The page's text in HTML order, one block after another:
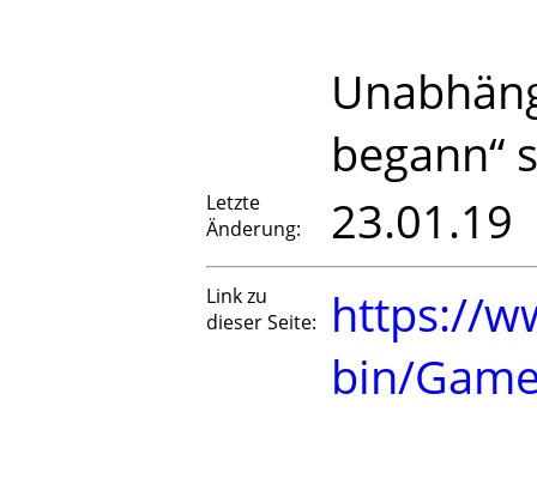
begann“
Letzte
Änderung:
23.01.19
Link zu
dieser Seite:
https://
bin/